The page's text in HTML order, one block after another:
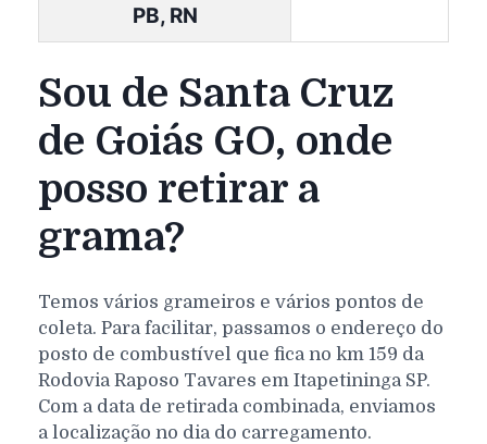
PB, RN
Sou de Santa Cruz
de Goiás GO, onde
posso retirar a
grama?
Temos vários grameiros e vários pontos de
coleta. Para facilitar, passamos o endereço do
posto de combustível que fica no km 159 da
Rodovia Raposo Tavares em Itapetininga SP.
Com a data de retirada combinada, enviamos
a localização no dia do carregamento.